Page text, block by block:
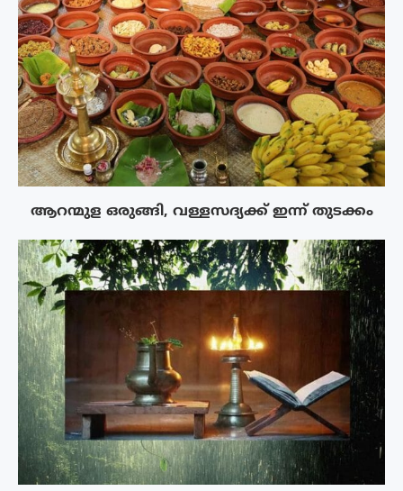
ആറന്മുള ഒരുങ്ങി, വള്ളസദ്യക്ക് ഇന്ന് തുടക്കം